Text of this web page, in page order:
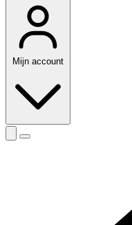
Mijn account